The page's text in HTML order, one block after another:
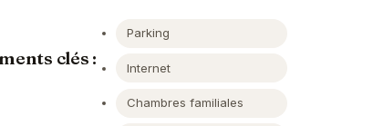
clés :
Parking
Internet
Chambres familiales